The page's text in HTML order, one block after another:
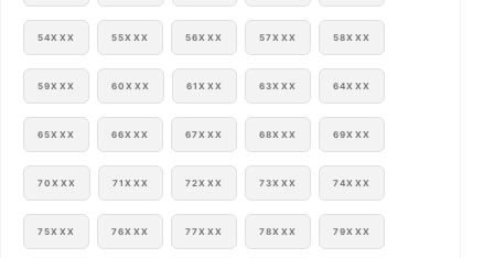
54XXX 55XXX 56XXX 57XXX 58XXX
59XXX 60XXX 61XXX 63XXX 64XXX
65XXX 66XXX 67XXX 68XXX 69XXX
70XXX 71XXX 72XXX 73XXX 74XXX
75XXX 76XXX 77XXX 78XXX 79XXX